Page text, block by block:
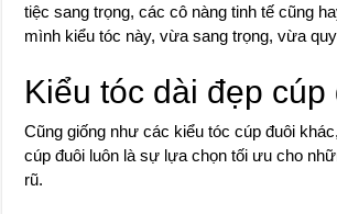
tiệc sang trọng, các cô nàng tinh tế cũng
mình kiểu tóc này, vừa sang trọng, vừa
Kiểu tóc dài đẹp cúp
Cũng giống như các kiểu tóc cúp đuôi
cúp đuôi luôn là sự lựa chọn tối ưu cho
rũ.